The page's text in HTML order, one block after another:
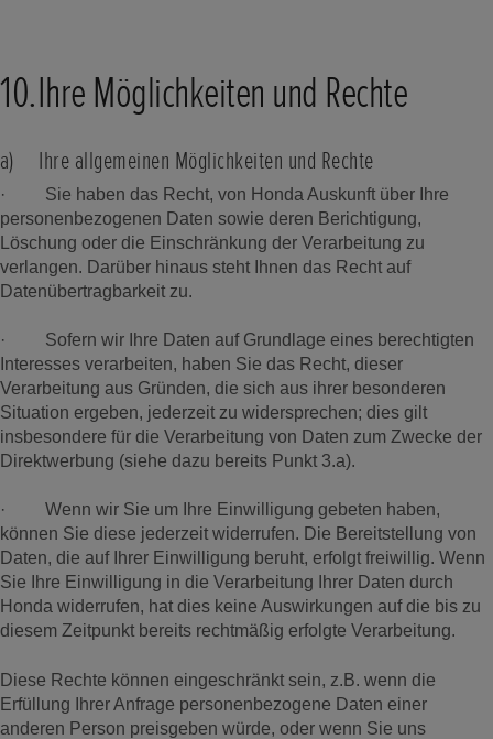
10.Ihre Möglichkeiten und Rechte
a) Ihre allgemeinen Möglichkeiten und Rechte
· Sie haben das Recht, von Honda Auskunft über Ihre
personenbezogenen Daten sowie deren Berichtigung,
Löschung oder die Einschränkung der Verarbeitung zu
verlangen. Darüber hinaus steht Ihnen das Recht auf
Datenübertragbarkeit zu.
· Sofern wir Ihre Daten auf Grundlage eines berechtigten
Interesses verarbeiten, haben Sie das Recht, dieser
Verarbeitung aus Gründen, die sich aus ihrer besonderen
Situation ergeben, jederzeit zu widersprechen; dies gilt
insbesondere für die Verarbeitung von Daten zum Zwecke der
Direktwerbung (siehe dazu bereits Punkt 3.a).
· Wenn wir Sie um Ihre Einwilligung gebeten haben,
können Sie diese jederzeit widerrufen. Die Bereitstellung von
Daten, die auf Ihrer Einwilligung beruht, erfolgt freiwillig. Wenn
Sie Ihre Einwilligung in die Verarbeitung Ihrer Daten durch
Honda widerrufen, hat dies keine Auswirkungen auf die bis zu
diesem Zeitpunkt bereits rechtmäßig erfolgte Verarbeitung.
Diese Rechte können eingeschränkt sein, z.B. wenn die
Erfüllung Ihrer Anfrage personenbezogene Daten einer
anderen Person preisgeben würde, oder wenn Sie uns